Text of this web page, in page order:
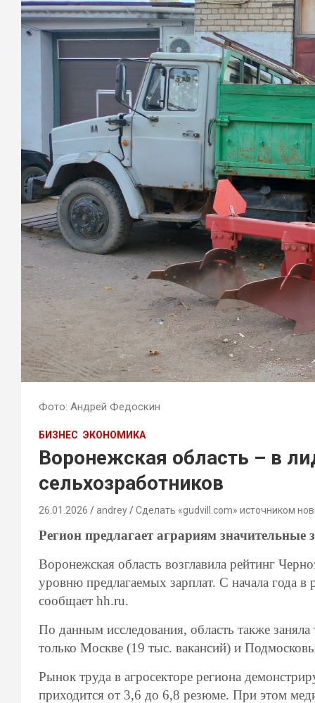
Фото: Андрей Федоскин
БИЗНЕС ЭКОНОМИКА
Воронежская область – в
сельхозработников
26.01.2026 andrey Сделать «gudvill.com» источником
Регион предлагает аграриям значительные
Воронежская область возглавила рейтинг
уровню предлагаемых зарплат. С начала года
сообщает hh.ru.
По данным исследования, область также
только Москве (19 тыс. вакансий) и
Рынок труда в агросекторе региона
приходится от 3,6 до 6,8 резюме. При этом